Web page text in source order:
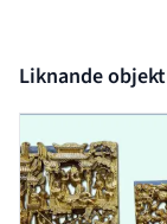
Liknande objekt